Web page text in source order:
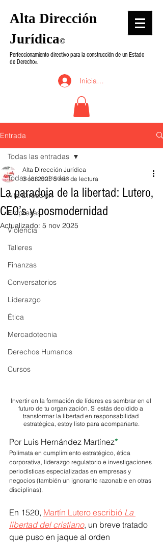
Alta Dirección
Jurídica©
Perfeccionamiento directivo para la construcción de un Estado
de Derecho©.
Iniciar sesión
Entrada
Todas las entradas
Alta Dirección
Empresas
Violencia
Talleres
Finanzas
Conversatorios
Liderazgo
Ética
Mercadotecnia
Derechos Humanos
Cursos
Todas las entradas
La paradoja de la libertad: Lutero,
CEO’s y posmodernidad
Alta Dirección Jurídica
3 oct 2025 5 min de lectura
Actualizado: 5 nov 2025
Invertir en la formación de líderes es sembrar en el
futuro de tu organización. Si estás decidido a
transformar la libertad en responsabilidad
estratégica, estoy listo para acompañarte.
Por Luis Hernández Martínez*
Polímata en cumplimiento estratégico, ética
corporativa, liderazgo regulatorio e investigaciones
periodísticas especializadas en empresas y
negocios (también un ignorante razonable en otras
disciplinas).
En 1520, Martín Lutero escribió La
libertad del cristiano, un breve tratado
que puso en jaque al orden